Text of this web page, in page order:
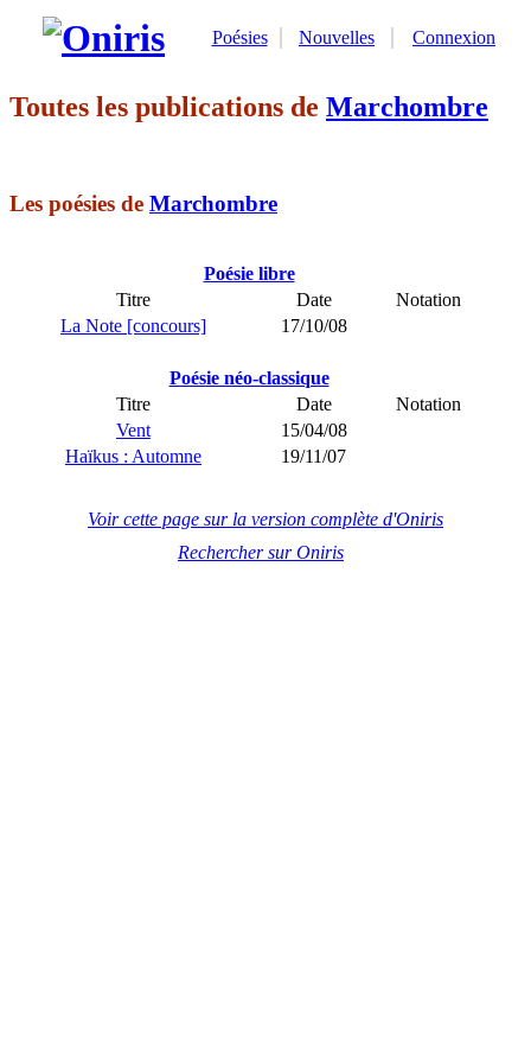
Poésies Nouvelles Connexion
Toutes les publications de Marchombre
Les poésies de Marchombre
Poésie libre
Titre
Date
Notation
La Note [concours]
17/10/08
Poésie néo-classique
Titre
Date
Notation
Vent
15/04/08
Haïkus : Automne
19/11/07
Voir cette page sur la version complète d'Oniris
Rechercher sur Oniris